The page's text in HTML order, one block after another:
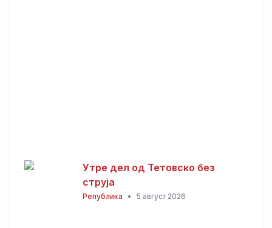
Утре дел од Тетовско без
струја
Република • 5 август 2026